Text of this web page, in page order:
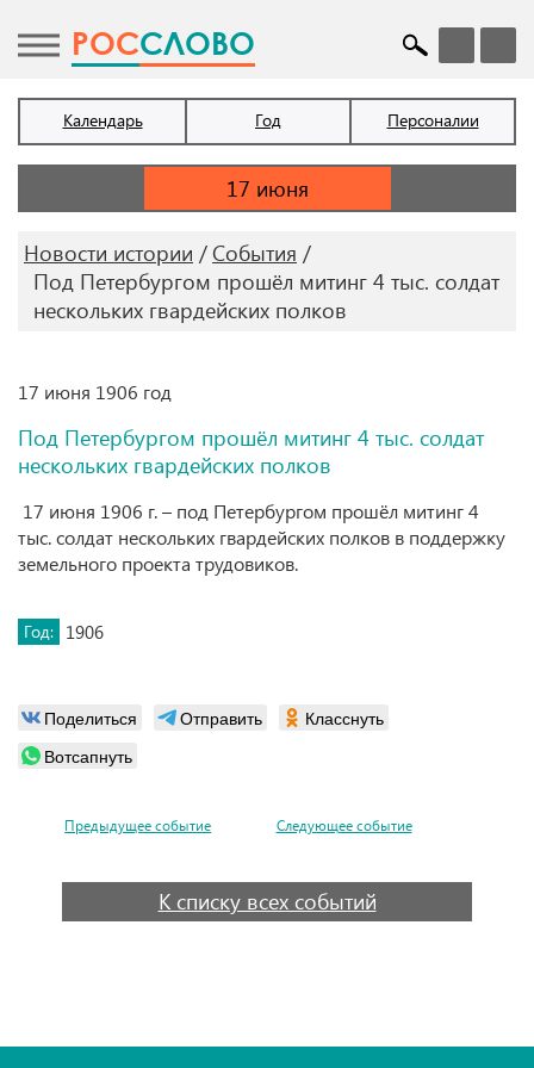
POCСЛОВО
Календарь Год Персоналии
Новости истории
События
Под Петербургом прошёл митинг 4 тыс. солдат
нескольких гвардейских полков
17 июня 1906 год
Под Петербургом прошёл митинг 4 тыс. солдат
нескольких гвардейских полков
17 июня 1906 г. – под Петербургом прошёл митинг 4
тыс. солдат нескольких гвардейских полков в поддержку
земельного проекта трудовиков.
Год: 1906
Поделиться Отправить
Класснуть
Вотсапнуть
Предыдущее событие Следующее событие
К списку всех событий